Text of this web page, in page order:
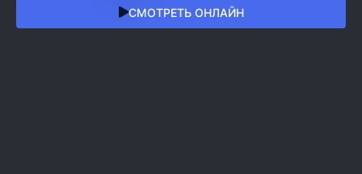
СМОТРЕТЬ ОНЛАЙН